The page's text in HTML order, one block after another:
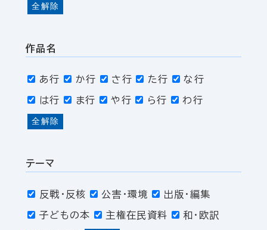
全解除
作品名
あ行 か行 さ行 た行 な行
は行 ま行 や行 ら行 わ行
全解除
テーマ
反戦・反核 公害・環境 出版・編集
子どもの本 主権在民資料 和・欧訳